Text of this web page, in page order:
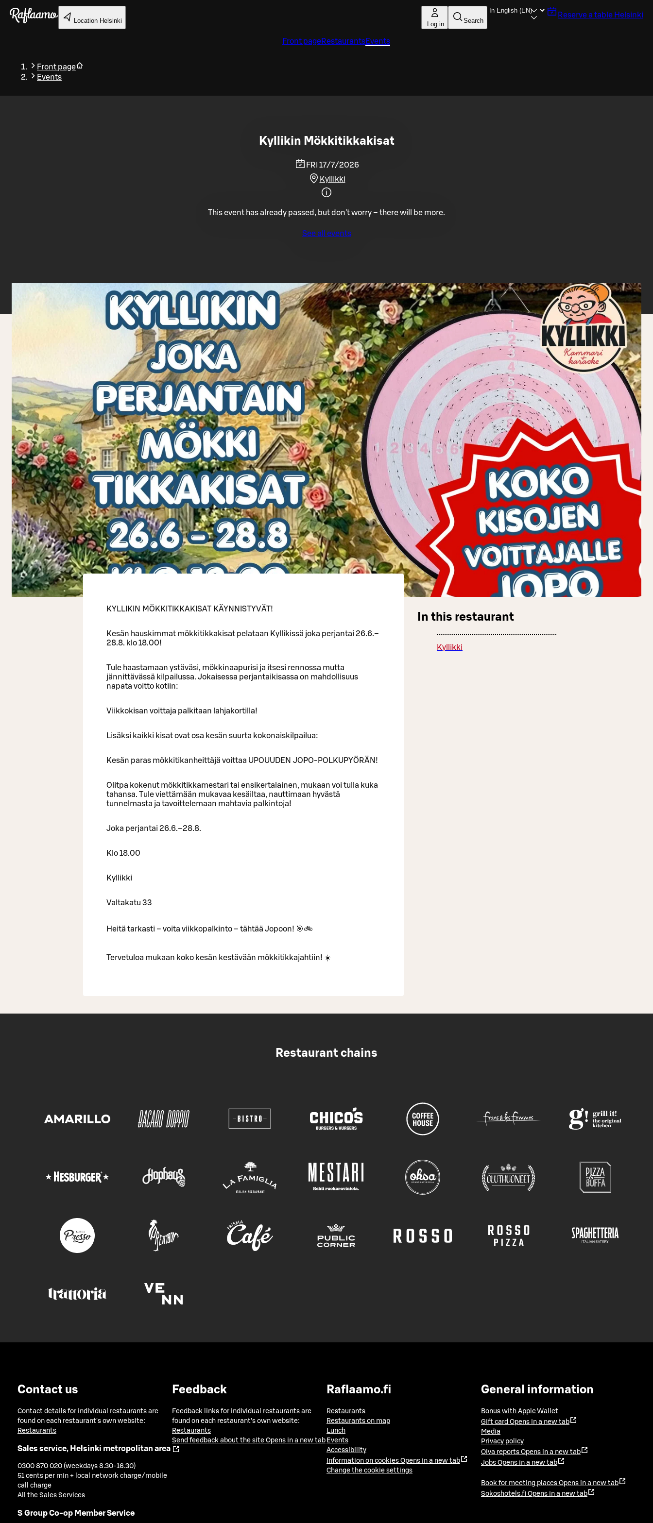
Skip to main content
Location Helsinki Log in Search
Reserve a table Helsinki
Front pageRestaurantsEvents
Front page
Events
Back
Kyllikin Mökkitikkakisat
FRI 17/7/2026
Kyllikki
This event has already passed, but don't worry – there will be more.
See all events
KYLLIKIN MÖKKITIKKAKISAT KÄYNNISTYVÄT!
Kesän hauskimmat mökkitikkakisat pelataan Kyllikissä joka perjantai 26.6.–
28.8. klo 18.00!
Tule haastamaan ystäväsi, mökkinaapurisi ja itsesi rennossa mutta
jännittävässä kilpailussa. Jokaisessa perjantaikisassa on mahdollisuus
napata voitto kotiin:
Viikkokisan voittaja palkitaan lahjakortilla!
Lisäksi kaikki kisat ovat osa kesän suurta kokonaiskilpailua:
Kesän paras mökkitikanheittäjä voittaa UPOUUDEN JOPO-POLKUPYÖRÄN!
Olitpa kokenut mökkitikkamestari tai ensikertalainen, mukaan voi tulla kuka
tahansa. Tule viettämään mukavaa kesäiltaa, nauttimaan hyvästä
tunnelmasta ja tavoittelemaan mahtavia palkintoja!
Joka perjantai 26.6.–28.8.
Klo 18.00
Kyllikki
Valtakatu 33
Heitä tarkasti – voita viikkopalkinto – tähtää Jopoon! 🎯🚲
Tervetuloa mukaan koko kesän kestävään mökkitikkajahtiin! ☀️
In this restaurant
Kyllikki
Restaurant chains
Contact us
Contact details for individual restaurants are
found on each restaurant's own website:
Restaurants
Sales service, Helsinki metropolitan area
0300 870 020 (weekdays 8.30-16.30)
51 cents per min + local network charge/mobile
call charge
All the Sales Services
S Group Co-op Member Service
Feedback
Feedback links for individual restaurants are
found on each restaurant's own website:
Restaurants
Send feedback about the site Opens in a new tab
Raflaamo.fi
Restaurants
Restaurants on map
Lunch
Events
Accessibility
Information on cookies Opens in a new tab
Change the cookie settings
General information
Bonus with Apple Wallet
Gift card Opens in a new tab
Media
Privacy policy
Oiva reports Opens in a new tab
Jobs Opens in a new tab
Book for meeting places Opens in a new tab
Sokoshotels.fi Opens in a new tab